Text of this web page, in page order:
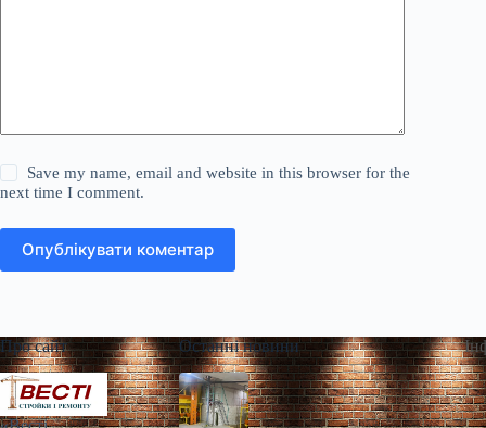
Save my name, email and website in this browser for the
next time I comment.
Опублікувати коментар
Про сайт Останні новини